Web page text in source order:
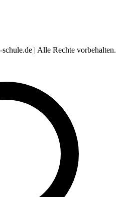
| Alle Rechte vorbehalten.